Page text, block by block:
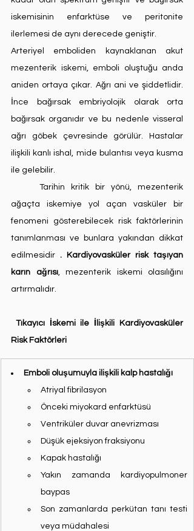
iskemisinin enfarktüse ve peritonite
ilerlemesi de aynı derecede geniştir.
Arteriyel emboliden kaynaklanan akut
mezenterik iskemi, emboli oluştuğu anda
aniden ortaya çıkar. Ağrı ani ve şiddetlidir.
İnce bağırsak embriyolojik olarak orta
bağırsak organıdır ve bu nedenle visseral
ağrı göbek çevresinde görülür. Hastalar
ilişkili kanlı ishal, mide bulantısı veya kusma
ile gelebilir.
ağaçta iskemiye yol açan vasküler bir
fenomeni gösterebilecek risk faktörlerinin
tanımlanması ve bunlara yakından dikkat
edilmesidir . Kardiyovasküler risk taşıyan
karın ağrısı, mezenterik iskemi olasılığını
artırmalıdır.
Tıkayıcı İskemi ile İlişkili Kardiyovasküler
Risk Faktörleri
Emboli oluşumuyla ilişkili kalp hastalığı
Atriyal fibrilasyon
Önceki miyokard enfarktüsü
Ventriküler duvar anevrizması
Düşük ejeksiyon fraksiyonu
Kapak hastalığı
Yakın zamanda kardiyopulmoner
baypas
Son zamanlarda perkütan tanı testi
veya müdahalesi